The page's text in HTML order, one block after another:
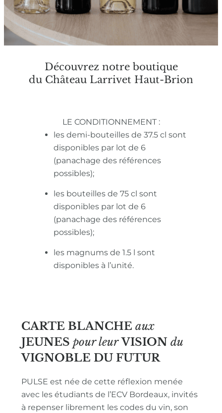
Découvrez notre boutique
du Château Larrivet Haut-Brion
LE CONDITIONNEMENT :
les demi-bouteilles de 37.5 cl sont
disponibles par lot de 6
(panachage des références
possibles);
les bouteilles de 75 cl sont
disponibles par lot de 6
(panachage des références
possibles);
les magnums de 1.5 l sont
disponibles à l’unité.
CARTE BLANCHE aux
JEUNES pour leur VISION du
VIGNOBLE DU FUTUR
PULSE est née de cette réflexion menée
avec les étudiants de l’ECV Bordeaux, invités
à repenser librement les codes du vin, son